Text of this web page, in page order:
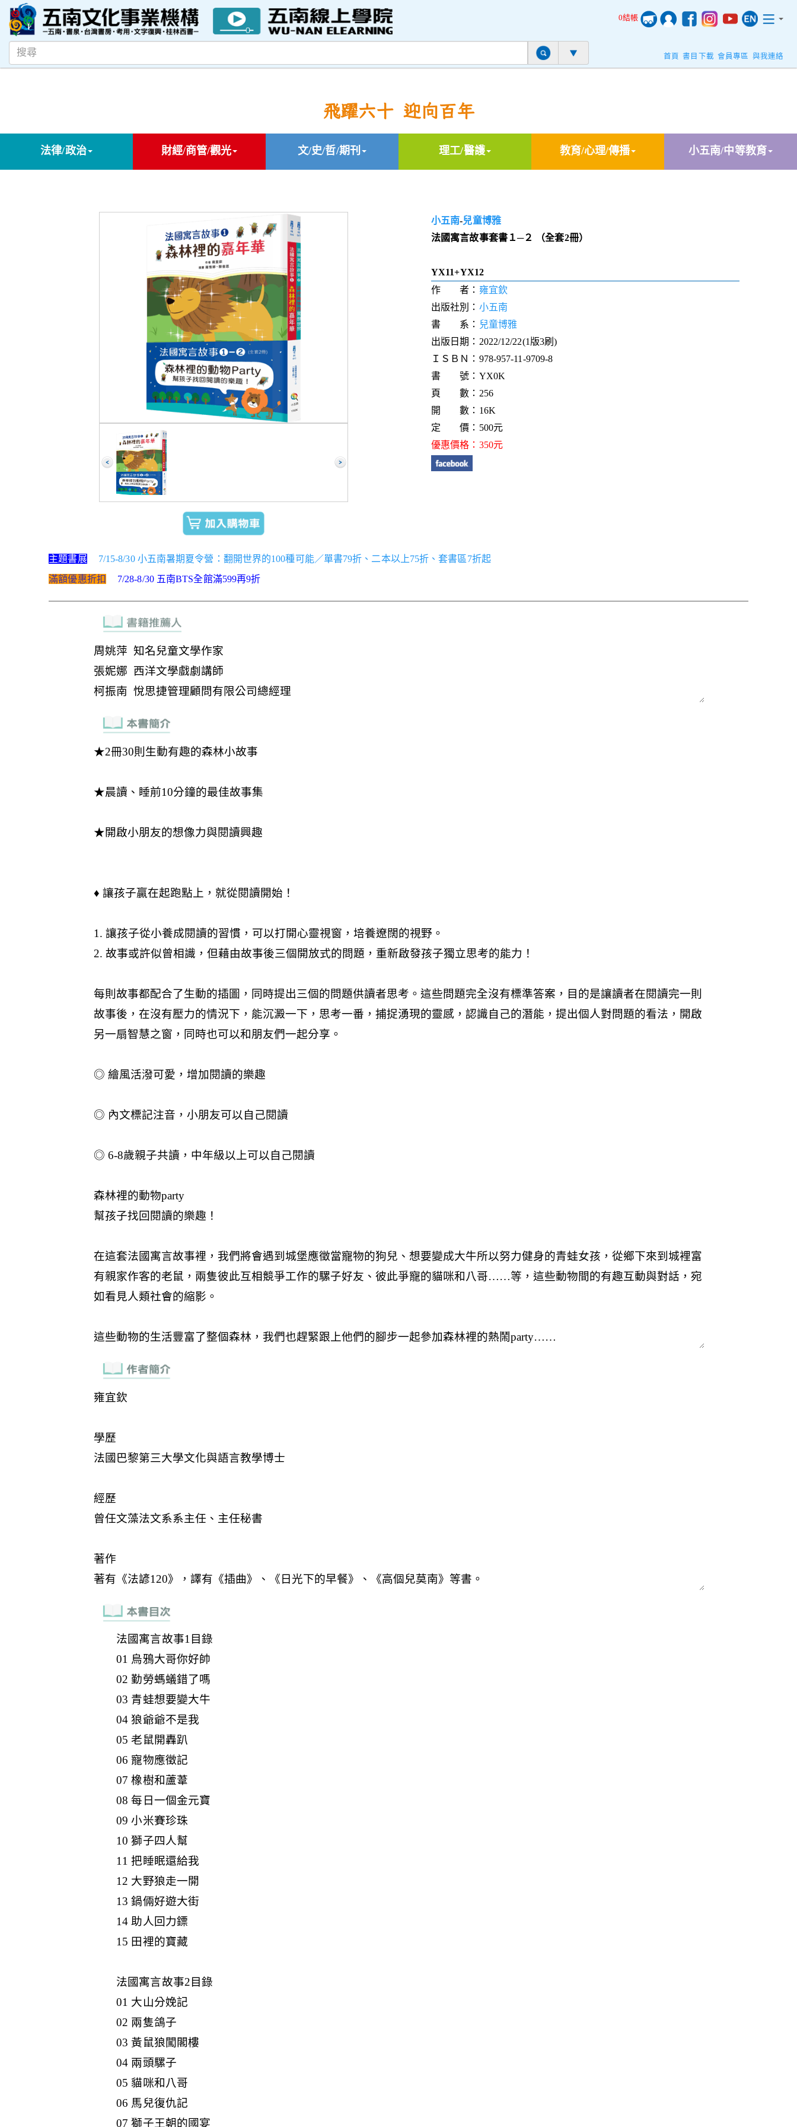
0結帳
首頁 書目下載 會員專區 與我連絡
飛躍六十 迎向百年
法律/政治 財經/商管/觀光 文/史/哲/期刊 理工/醫護 教育/心理/傳播 小五南/中等教育
小五南-兒童博雅
法國寓言故事套書１─２ （全套2冊）
YX11+YX12
作 者： 雍宜欽
出版社別： 小五南
書 系： 兒童博雅
出版日期：2022/12/22(1版3刷)
ＩＳＢＮ：978-957-11-9709-8
書 號：YX0K
頁 數：256
開 數：16K
定 價：500元
優惠價格：350元
主題書展
7/15-8/30 小五南暑期夏令營：翻開世界的100種可能／單書79折、二本以上75折、套書區7折起
滿額優惠折扣
7/28-8/30 五南BTS全館滿599再9折
法國寓言故事1目錄
01 烏鴉大哥你好帥
02 勤勞螞蟻錯了嗎
03 青蛙想要變大牛
04 狼爺爺不是我
05 老鼠開轟趴
06 寵物應徵記
07 橡樹和蘆葦
08 每日一個金元寶
09 小米賽珍珠
10 獅子四人幫
11 把睡眠還給我
12 大野狼走一開
13 鍋倆好遊大街
14 助人回力鏢
15 田裡的寶藏
法國寓言故事2目錄
01 大山分娩記
02 兩隻鴿子
03 黃鼠狼闖閣樓
04 兩頭騾子
05 貓咪和八哥
06 馬兒復仇記
07 獅子王朝的國宴